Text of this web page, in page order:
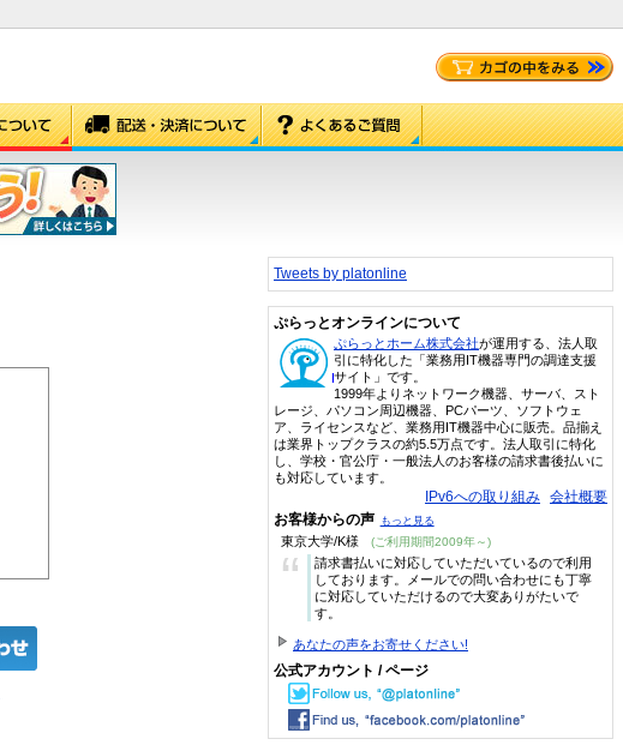
Tweets by platonline
ぷらっとオンラインについて
ぷらっとホーム株式会社が運用する、法人取
引に特化した「業務用IT機器専門の調達支援
サイト」です。
1999年よりネットワーク機器、サーバ、スト
レージ、パソコン周辺機器、PCパーツ、ソフトウェ
ア、ライセンスなど、業務用IT機器中心に販売。品揃え
は業界トップクラスの約5.5万点です。法人取引に特化
し、学校・官公庁・一般法人のお客様の請求書後払いに
も対応しています。
IPv6への取り組み 会社概要
お客様からの声 もっと見る
東京大学/K様 (ご利用期間2009年～)
“
請求書払いに対応していただいているので利用
しております。メールでの問い合わせにも丁寧
に対応していただけるので大変ありがたいで
す。
あなたの声をお寄せください!
公式アカウント / ページ